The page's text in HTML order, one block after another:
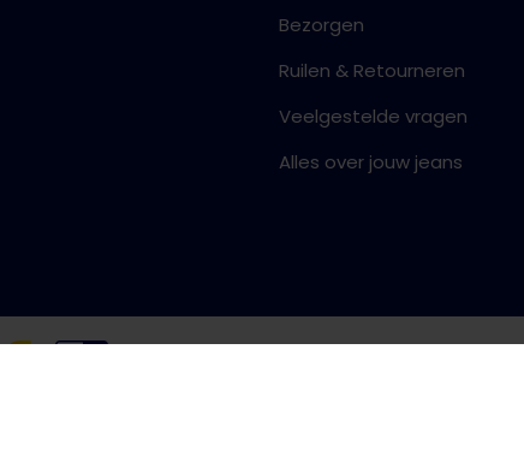
Bezorgen
Ruilen & Retourneren
Veelgestelde vragen
Alles over jouw jeans